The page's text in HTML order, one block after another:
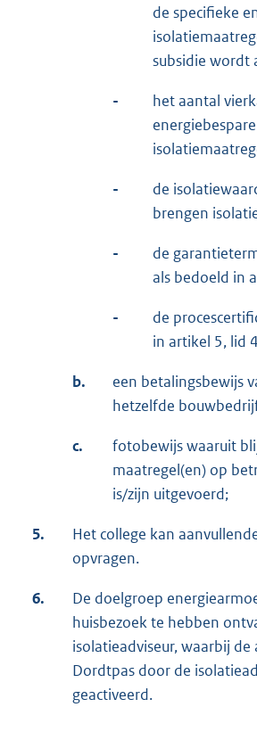
de specifieke
subsidie wordt
-
het aantal
-
de
brengen
-
de
als bedoeld in
-
de
in artikel 5, lid 4
b.
een betalingsbewijs
hetzelfde
c.
fotobewijs waaruit
maatregel(en) op
is/zijn uitgevoerd;
5.
Het college kan
opvragen.
6.
De doelgroep
huisbezoek te hebben
isolatieadviseur, waarbij de
Dordtpas door de
geactiveerd.